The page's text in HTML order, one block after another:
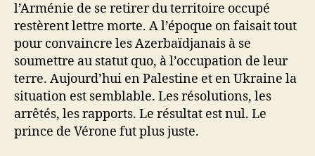
l’Arménie de se retirer du territoire occupé
restèrent lettre morte. A l’époque on faisait tout
pour convaincre les Azerbaïdjanais à se
soumettre au statut quo, à l’occupation de leur
terre. Aujourd’hui en Palestine et en Ukraine la
situation est semblable. Les résolutions, les
arrêtés, les rapports. Le résultat est nul. Le
prince de Vérone fut plus juste.